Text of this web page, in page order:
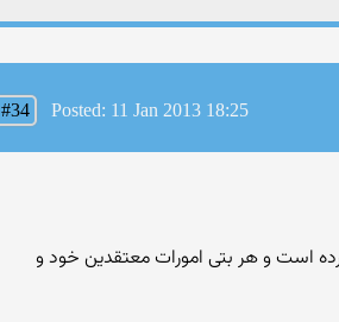
#34 Posted: 11 Jan 2013 18:25
است و هر بتی امورات معتقدین خود و